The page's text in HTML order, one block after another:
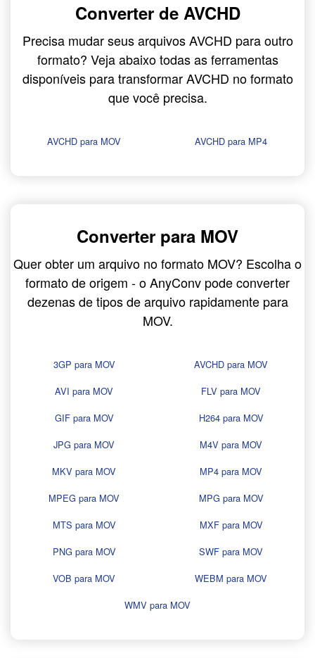
Converter de AVCHD
Precisa mudar seus arquivos AVCHD para outro
formato? Veja abaixo todas as ferramentas
disponíveis para transformar AVCHD no formato
que você precisa.
AVCHD para MOV AVCHD para MP4
Converter para MOV
Quer obter um arquivo no formato MOV? Escolha o
formato de origem - o AnyConv pode converter
dezenas de tipos de arquivo rapidamente para
MOV.
3GP para MOV
AVCHD para MOV
AVI para MOV
FLV para MOV
GIF para MOV
H264 para MOV
JPG para MOV
M4V para MOV
MKV para MOV
MP4 para MOV
MPEG para MOV
MPG para MOV
MTS para MOV
MXF para MOV
PNG para MOV
SWF para MOV
VOB para MOV
WEBM para MOV
WMV para MOV